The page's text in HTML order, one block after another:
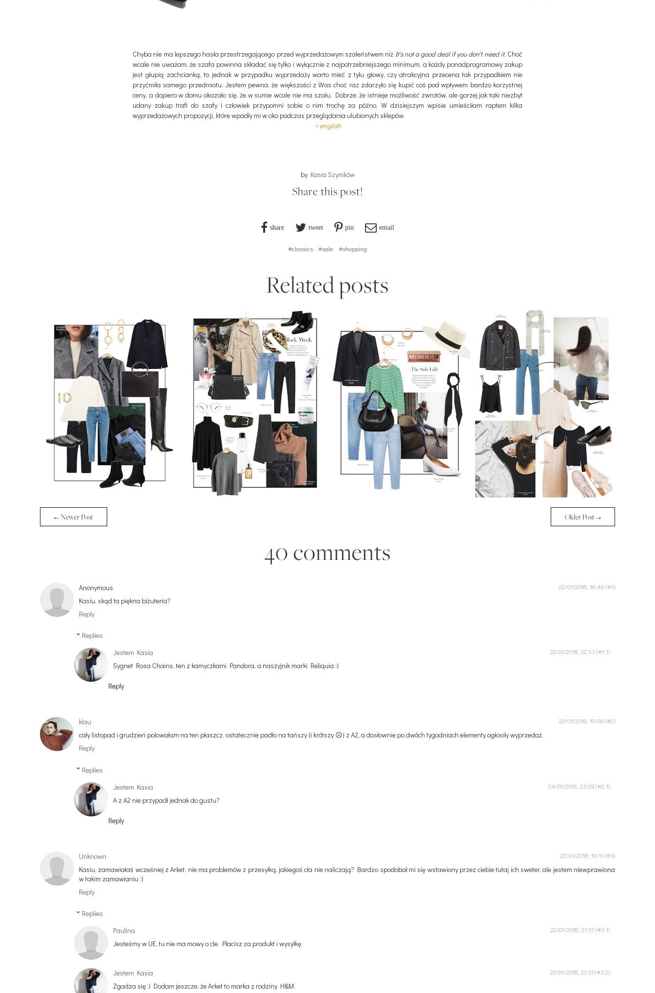
Chyba nie ma lepszego hasła przestrzegającego przed wyprzedażowym szaleństwem niż It's not a good deal if you don't need it.Choć
wcale nie uważam, że szafa powinna składać się tylko i wyłącznie z najpotrzebniejszego minimum, a każdy ponadprogramowy zakup
jest głupią zachcianką, to jednak w przypadku wyprzedaży warto mieć z tyłu głowy, czy atrakcyjna przecena tak przypadkiem nie
przyćmiła samego przedmiotu. Jestem pewna, że większości z Was choć raz zdarzyło się kupić coś pod wpływem bardzo korzystnej
ceny, a dopiero w domu okazało się, że w sumie wcale nie ma szału. Dobrze, że istnieje możliwość zwrotów, ale gorzej jak taki niezbyt
udany zakup trafi do szafy i człowiek przypomni sobie o nim trochę za późno. W dzisiejszym wpisie umieściłam raptem kilka
wyprzedażowych propozycji, które wpadły mi w oko podczas przeglądania ulubionych sklepów.
+ english
by Kasia Szymków
Share this post!
share tweet pin email
#classics #sale #shopping
Related posts
← Newer Post Older Post →
40 comments
Anonymous 22/01/2018, 18:46
Kasiu, skąd ta piękna biżuteria?
Reply
Replies
Jestem Kasia
22/01/2018, 22:53
Sygnet Rosa Chains, ten z kamyczkami Pandora, a naszyjnik marki Reliquia :)
Reply
klau 22/01/2018, 19:08
cały listopad i grudzień polowałam na ten płaszcz. ostatecznie padło na tańszy (i krótszy ☹️) z A2, a dosłownie po dwóch tygodniach elementy ogłosiły wyprzedaż.
Reply
Replies
Jestem Kasia
24/01/2018, 23:09
A z A2 nie przypadł jednak do gustu?
Reply
Unknown 22/01/2018, 19:11
Kasiu, zamawiałaś wcześniej z Arket, nie ma problemów z przesyłką, jakiegoś cła nie naliczają? Bardzo spodobał mi się wstawiony przez ciebie tutaj ich sweter, ale jestem niewprawiona
w takim zamawianiu :)
Reply
Replies
Paulina
22/01/2018, 21:07
Jesteśmy w UE, tu nie ma mowy o cle. Płacisz za produkt i wysyłkę
Jestem Kasia 22/01/2018, 22:51
Zgadza się :) Dodam jeszcze, że Arket to marka z rodziny H&M.